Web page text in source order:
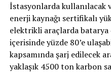
İstasyonlarda kullanılacak
enerji kaynağı sertifikalı
elektrikli araçlarda batarya
içerisinde yüzde 80’e
kapsamında şarj edilecek
yaklaşık 4500 ton karbon